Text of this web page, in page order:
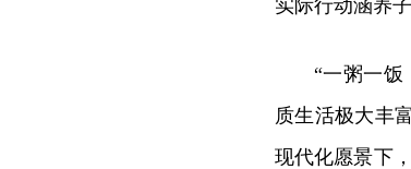
实际行动涵养
“一粥一饭
质生活极大丰
现代化愿景下